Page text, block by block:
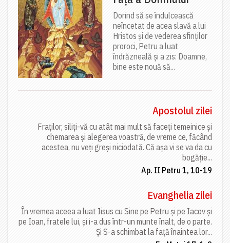
Dorind să se îndulcească
neîncetat de acea slavă a lui
Hristos și de vederea sfinților
proroci, Petru a luat
îndrăzneală și a zis: Doamne,
bine este nouă să...
Apostolul zilei
Fraților, siliți-vă cu atât mai mult să faceți temeinice și
chemarea și alegerea voastră, de vreme ce, făcând
acestea, nu veți greși niciodată. Că așa vi se va da cu
bogăție...
Ap. II Petru 1, 10-19
Evanghelia zilei
În vremea aceea a luat Iisus cu Sine pe Petru și pe Iacov și
pe Ioan, fratele lui, și i-a dus într-un munte înalt, de o parte.
Și S-a schimbat la față înaintea lor...